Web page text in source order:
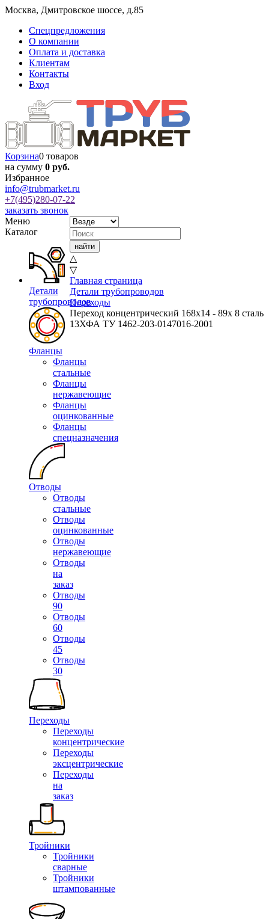
Москва, Дмитровское шоссе, д.85
Спецпредложения
О компании
Оплата и доставка
Клиентам
Контакты
Вход
Корзина0 товаров
на сумму 0 руб.
Избранное
info@trubmarket.ru
+7(495)280-07-22
заказать звонок
Меню
Каталог
Детали
трубопроводов
Фланцы
Фланцы
стальные
Фланцы
нержавеющие
Фланцы
оцинкованные
Фланцы
спецназначения
Отводы
Отводы
стальные
Отводы
оцинкованные
Отводы
нержавеющие
Отводы
на
заказ
Отводы
90
Отводы
60
Отводы
45
Отводы
30
Переходы
Переходы
концентрические
Переходы
эксцентрические
Переходы
на
заказ
Тройники
Тройники
сварные
Тройники
штампованные
△
▽
Главная страница
Детали трубопроводов
Переходы
Переход концентрический 168х14 - 89х 8 сталь
13ХФА ТУ 1462-203-0147016-2001